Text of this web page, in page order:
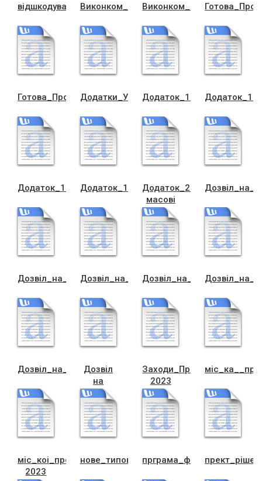
вiдшкодування_рiзницi_в_тарифi_-1323_(2)
Виконком_проект_рiшенняВиконком_РIШЕННЯ_2020
Готова_Програма_НС_на_2021_рiк1
Додаток_1_до_програми_По_Собоках
Додаток_1_до_програми_статутний_ККП
Додаток_2_кул_турно-
масовi
Дозвiл_на_передачу_освiтаДозвiл_на_передачу_прал_ноi_машинки
Дозвiл_на_передачу_УГК
Дозвіл
на
передачу
пральної
машинки
2023
мiс_коi_програми_рiдк.захв._на_2021-
2023
нове_типове_положення_про_комiсiю1